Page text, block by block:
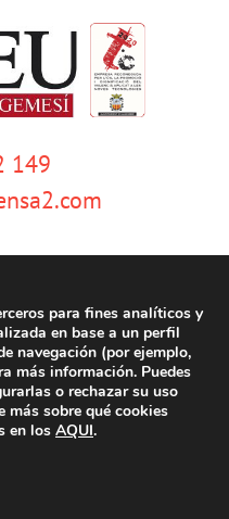
149
| Tots els drets reservats |Aviso
de cookies | Dissenyat per
para fines analíticos y
en base a un perfil
navegación (por ejemplo,
más información. Puedes
o rechazar su uso
más sobre qué cookies
en los AQUI.